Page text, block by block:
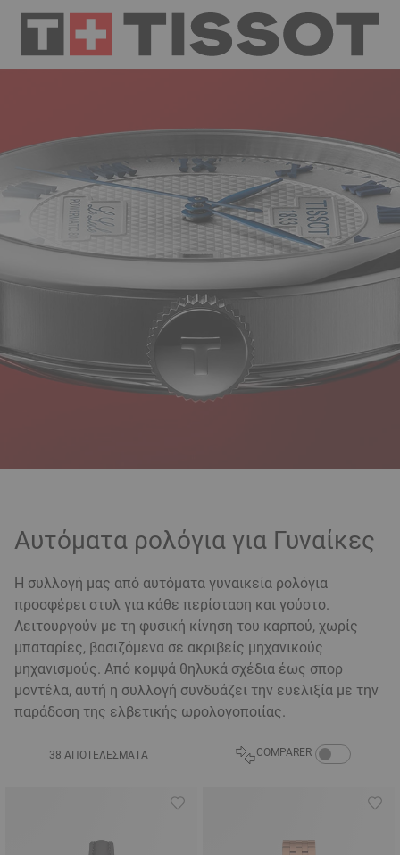
Αυτόματα ρολόγια για Γυναίκες
Η συλλογή μας από αυτόματα γυναικεία ρολόγια
προσφέρει στυλ για κάθε περίσταση και γούστο.
Λειτουργούν με τη φυσική κίνηση του καρπού, χωρίς
μπαταρίες, βασιζόμενα σε ακριβείς μηχανικούς
μηχανισμούς. Από κομψά θηλυκά σχέδια έως σπορ
μοντέλα, αυτή η συλλογή συνδυάζει την ευελιξία με την
παράδοση της ελβετικής ωρολογοποιίας.
38 ΑΠΟΤΕΛΈΣΜΑΤΑ COMPARER COMPARE